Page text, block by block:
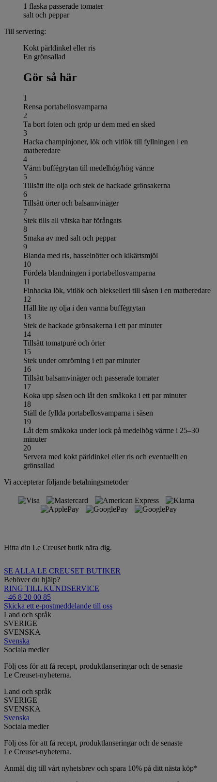
1 flaska passerade tomater
salt och peppar
Till servering:
Kokt pärldinkel eller ris
En grönsallad
Gör så här
1
Rensa portabellosvamparna
2
Ta bort foten och gröp ur dem med en sked
3
Hacka champinjoner, lök och vitlök till fyllningen i en
matberedare
4
Värm buffégrytan till medelhög/hög värme
5
Tillsätt lite olja och stek de hackade grönsakerna
6
Tillsätt örter och balsamvinäger
7
Stek tills all vätska har förångats
8
Smaka av med salt och peppar
9
Blanda med ris, hasselnötter och kikärtsmjöl
10
Fördela blandningen i portabellosvamparna
11
Finhacka lök, vitlök och blekselleri till såsen i en matberedare
12
Häll lite ny olja i den varma buffégrytan
13
Stek de hackade grönsakerna i ett par minuter
14
Tillsätt tomatpuré och örter
15
Stek under omrörning i ett par minuter
16
Tillsätt balsamvinäger och passerade tomater
17
Koka upp såsen och låt den småkoka i ett par minuter
18
Ställ de fyllda portabellosvamparna i såsen
19
Låt dem småkoka under lock på medelhög värme i 25–30
minuter
20
Servera med kokt pärldinkel eller ris och eventuellt en
grönsallad
Vi accepterar följande betalningsmetoder
Hitta din Le Creuset butik nära dig.
SE ALLA LE CREUSET BUTIKER
Behöver du hjälp?
RING TILL KUNDSERVICE
+46 8 20 00 85
Skicka ett e-postmeddelande till oss
Land och språk
SVERIGE
SVENSKA
Svenska
Sociala medier
Följ oss för att få recept, produktlanseringar och de senaste
Le Creuset-nyheterna.
Land och språk
SVERIGE
SVENSKA
Svenska
Sociala medier
Följ oss för att få recept, produktlanseringar och de senaste
Le Creuset-nyheterna.
Anmäl dig till vårt nyhetsbrev och spara 10% på ditt nästa köp*